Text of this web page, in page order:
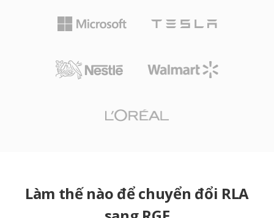
Làm thế nào để chuyển đổi RLA